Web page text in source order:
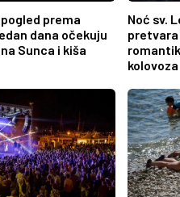
prema
dana očekuju
Sunca i kiša
Noć sv.
pretvara
kolovoza